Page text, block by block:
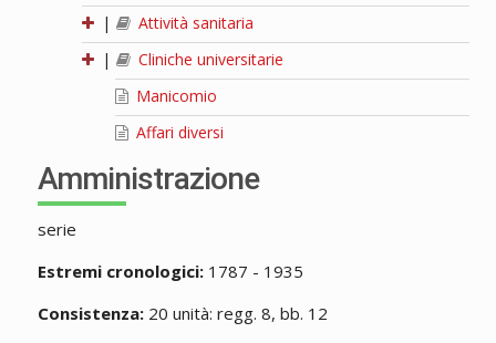
|
Attività sanitaria
|
Cliniche universitarie
Manicomio
Affari diversi
Amministrazione
serie
Estremi cronologici:1787 - 1935
Consistenza:20 unità: regg. 8, bb. 12